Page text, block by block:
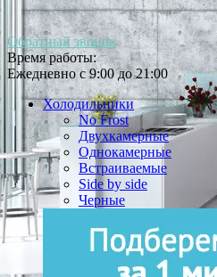
Обратный звонок
Время работы:
Ежедневно с 9:00 до 21:00
Холодильники
No Frost
Двухкамерные
Однокамерные
Встраиваемые
Side by side
Черные